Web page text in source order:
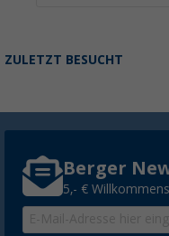
ZULETZT BESUCHT
Berger
5,- €